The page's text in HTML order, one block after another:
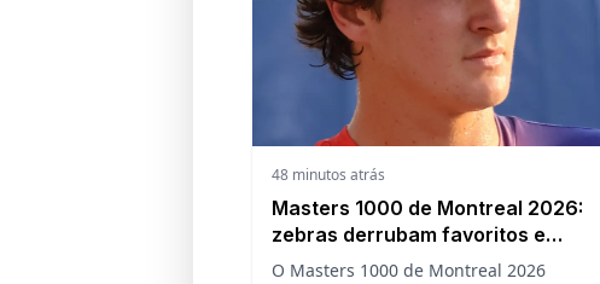
48 minutos atrás
Masters 1000 de Montreal 2026:
zebras derrubam favoritos e
abrem a chave para João
O Masters 1000 de Montreal 2026